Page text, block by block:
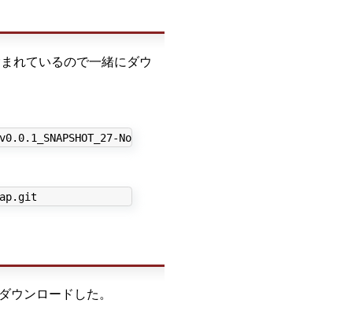
れているので一緒にダウ
ウンロードした。